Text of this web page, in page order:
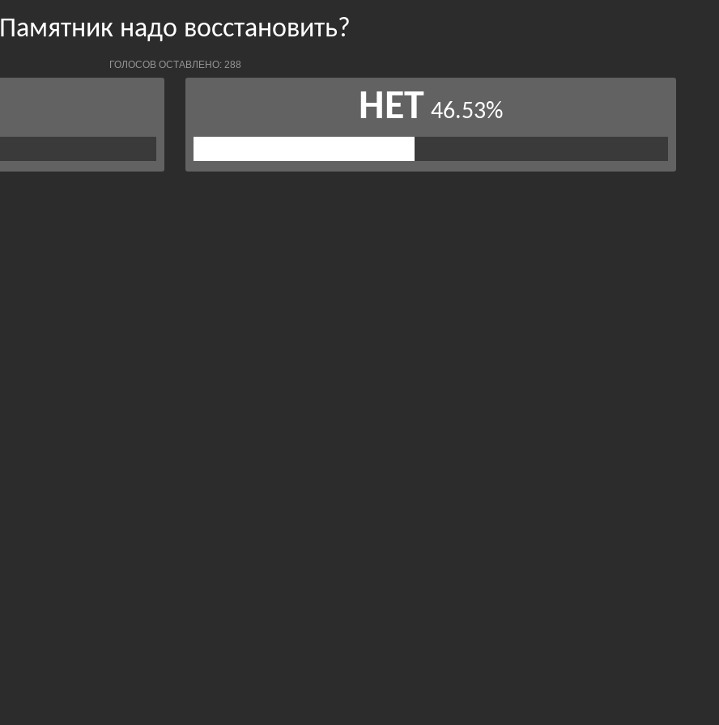
Памятник надо восстановить?
ГОЛОСОВ ОСТАВЛЕНО: 288
НЕТ 46.53%